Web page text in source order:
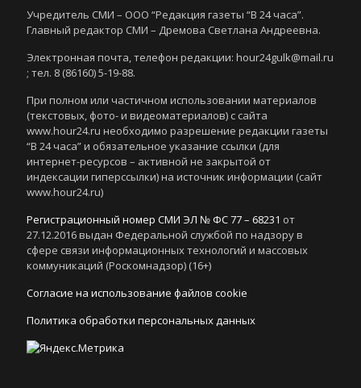
Учредитель СМИ – ООО “Редакция газеты “В 24 часа”.
Главный редактор СМИ – Дремова Светлана Андреевна.
Электронная почта, телефон редакции: hour24gulk@mail.ru
; тел. 8 (86160) 5-19-88.
При полном или частичном использовании материалов
(текстовых, фото- и видеоматериалов) с сайта
www.hour24.ru необходимо разрешение редакции газеты
“В 24 часа” и обязательное указание ссылки (для
интернет-ресурсов – активной не закрытой от
индексации гиперссылки) на источник информации (сайт
www.hour24.ru)
Регистрационный номер СМИ ЭЛ № ФС 77 – 68231 от
27.12.2016 выдан Федеральной службой по надзору в
сфере связи информационных технологий и массовых
коммуникаций (Роскомнадзор) (16+)
Согласие на использование файлов cookie
Политика обработки персональных данных